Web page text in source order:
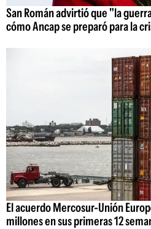
San Román advirtió que "la
cómo Ancap se preparó para la
El acuerdo Mercosur-Unión
millones en sus primeras 12